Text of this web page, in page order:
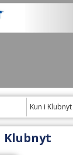
Kun i Klubnyt
Klubnyt